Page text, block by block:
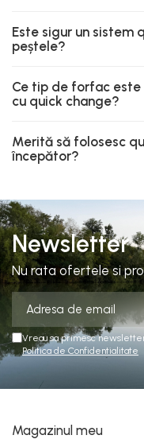
Este sigur un sistem
peștele?
Ce tip de forfac
cu quick change?
Merită să folosesc
începător?
Newsletter
Nu rata ofertele si
Vreau sa primesc
Politica de Confidentialitate
Magazinul meu